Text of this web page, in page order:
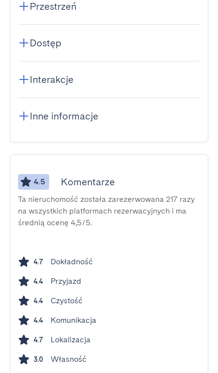
Przestrzeń
Dostęp
Interakcje
Inne informacje
4.5 Komentarze
Ta nieruchomość została zarezerwowana 217 razy
na wszystkich platformach rezerwacyjnych i ma
średnią ocenę 4,5/5.
4.7 Dokładność
4.4 Przyjazd
4.4 Czystość
4.4 Komunikacja
4.7 Lokalizacja
3.0 Własność